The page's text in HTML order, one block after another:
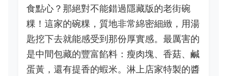
食點心？那絕對不能錯過隱藏版的老街碗
粿！這家的碗粿，質地非常綿密細緻，用湯
匙挖下去就能感受到那份厚實感。最厲害的
是中間包藏的豐富餡料：瘦肉塊、香菇、鹹
蛋黃，還有提香的蝦米。淋上店家特製的醬